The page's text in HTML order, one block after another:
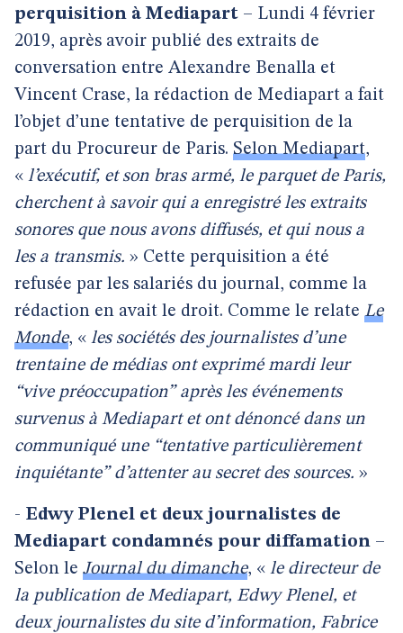
perquisition à Mediapart – Lundi 4 février
2019, après avoir publié des extraits de
conversation entre Alexandre Benalla et
Vincent Crase, la rédaction de Mediapart a fait
l’objet d’une tentative de perquisition de la
part du Procureur de Paris. Selon Mediapart,
« l’exécutif, et son bras armé, le parquet de Paris,
cherchent à savoir qui a enregistré les extraits
sonores que nous avons diffusés, et qui nous a
les a transmis. » Cette perquisition a été
refusée par les salariés du journal, comme la
rédaction en avait le droit. Comme le relate Le
Monde, « les sociétés des journalistes d’une
trentaine de médias ont exprimé mardi leur
“vive préoccupation” après les événements
survenus à Mediapart et ont dénoncé dans un
communiqué une “tentative particulièrement
inquiétante” d’attenter au secret des sources. »
- Edwy Plenel et deux journalistes de
Mediapart condamnés pour diffamation –
Selon le Journal du dimanche, « le directeur de
la publication de Mediapart, Edwy Plenel, et
deux journalistes du site d’information, Fabrice